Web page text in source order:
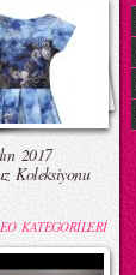
2017
Koleksiyonu
KATEGORİLERİ